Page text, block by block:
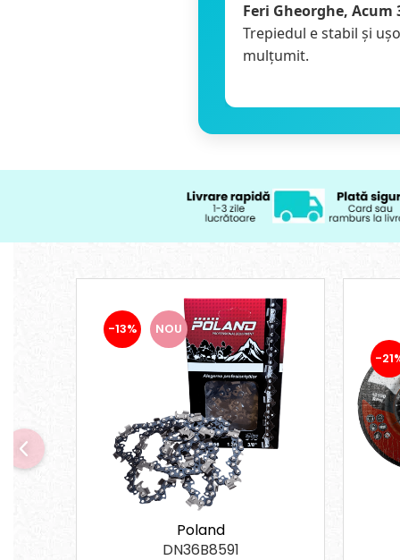
Feri Gheorghe, Acum
Trepiedul e stabil și
mulțumit.
-13% NOU
Poland
DN36B8591
-